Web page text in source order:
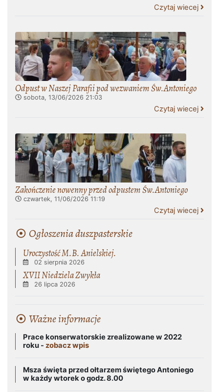
Czytaj wiecej
Odpust w Naszej Parafii pod wezwaniem Św.Antoniego
sobota, 13/06/2026 21:03
Czytaj wiecej
Zakończenie nowenny przed odpustem Św.Antoniego
czwartek, 11/06/2026 11:19
Czytaj wiecej
Ogłoszenia duszpasterskie
Uroczystość M.B. Anielskiej.
02 sierpnia 2026
XVII Niedziela Zwykła
26 lipca 2026
Ważne informacje
Prace konserwatorskie zrealizowane w 2022
roku - zobacz wpis
Msza święta przed ołtarzem świętego Antoniego
w każdy wtorek o godz. 8.00